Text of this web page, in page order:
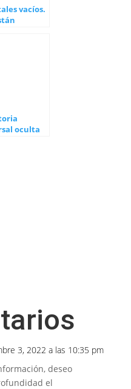
vacíos.
oculta
3, 2022 a las 10:35 pm
deseo
el